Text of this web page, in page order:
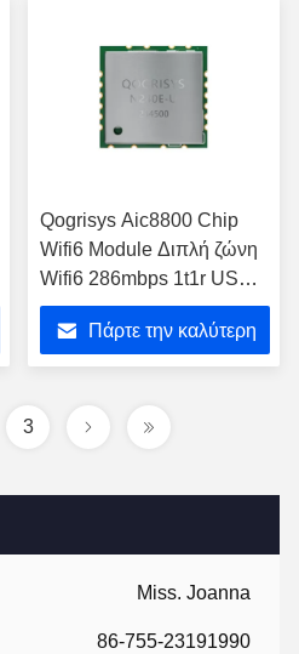
Miss. Joanna
86-755-23191990
Qogrisys Aic8800 Chip
Wifi6 Module Διπλή ζώνη
Wifi6 286mbps 1t1r USB
με Bt5.4 Wifi Module
Πάρτε την καλύτερη
3